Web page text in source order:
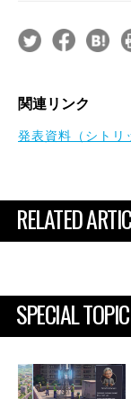
関連リンク
発表資料（シトリ
RELATED
SPECIAL TOPIC